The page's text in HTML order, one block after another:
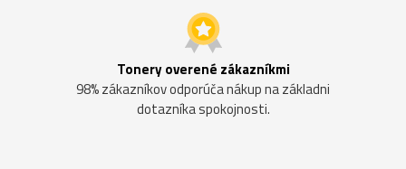
Tonery overené zákazníkmi
98% zákazníkov odporúča nákup na základni
dotazníka spokojnosti.